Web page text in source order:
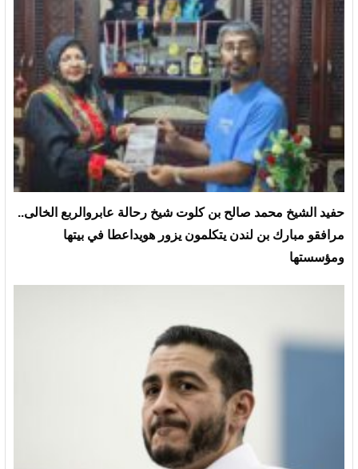
حفيد الشيخ محمد صالح بن كلوت شيخ رحالة عابروالربع الخالى..
مرافقو مبارك بن لندن يتكلمون يزور هويداعطا في بيتها
ومؤسستها